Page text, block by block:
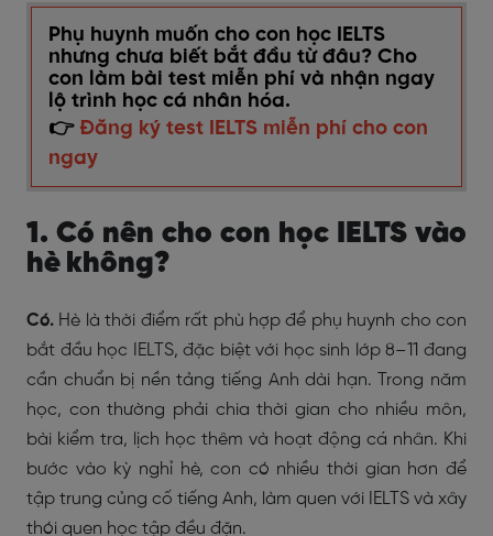
Phụ huynh muốn cho con học IELTS
nhưng chưa biết bắt đầu từ đâu? Cho
con làm bài test miễn phí và nhận ngay
lộ trình học cá nhân hóa.
👉 Đăng ký test IELTS miễn phí cho con
ngay
1. Có nên cho con học IELTS vào
hè không?
Có. Hè là thời điểm rất phù hợp để phụ huynh cho con
bắt đầu học IELTS, đặc biệt với học sinh lớp 8–11 đang
cần chuẩn bị nền tảng tiếng Anh dài hạn. Trong năm
học, con thường phải chia thời gian cho nhiều môn,
bài kiểm tra, lịch học thêm và hoạt động cá nhân. Khi
bước vào kỳ nghỉ hè, con có nhiều thời gian hơn để
tập trung củng cố tiếng Anh, làm quen với IELTS và xây
thói quen học tập đều đặn.